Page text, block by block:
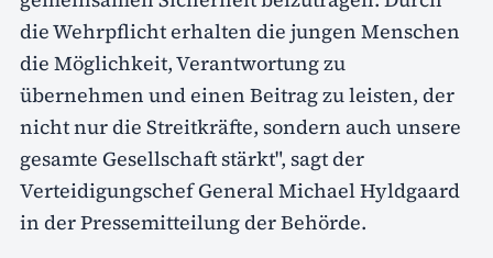
die Wehrpflicht erhalten die jungen Menschen
die Möglichkeit, Verantwortung zu
übernehmen und einen Beitrag zu leisten, der
nicht nur die Streitkräfte, sondern auch unsere
gesamte Gesellschaft stärkt", sagt der
Verteidigungschef General Michael Hyldgaard
in der Pressemitteilung der Behörde.